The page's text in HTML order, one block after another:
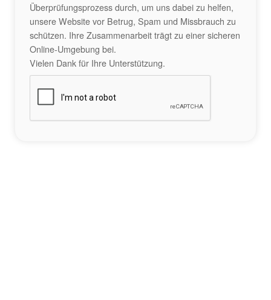
Überprüfungsprozess durch, um uns dabei zu helfen,
unsere Website vor Betrug, Spam und Missbrauch zu
schützen. Ihre Zusammenarbeit trägt zu einer sicheren
Online-Umgebung bei.
Vielen Dank für Ihre Unterstützung.